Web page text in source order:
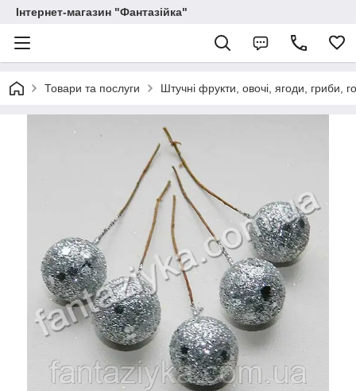
Інтернет-магазин "Фантазійка"
Товари та послуги Штучні фрукти, овочі, ягоди, гриби,